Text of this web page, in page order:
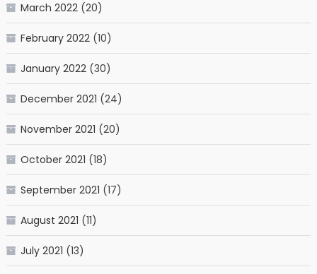
March 2022(20)
February 2022(10)
January 2022(30)
December 2021 (24)
November 2021 (20)
October 2021 (18)
September 2021 (17)
August 2021 (11)
July 2021 (13)